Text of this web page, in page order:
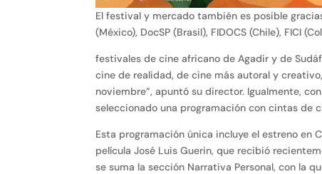
El festival y mercado también es posible
(México), DocSP (Brasil), FIDOCS (Chile), FICI
festivales de cine africano de Agadir y de
cine de realidad, de cine más autoral y
noviembre”, apuntó su director. Igualmente,
seleccionado una programación con cintas de
Esta programación única incluye el estreno en
película José Luis Guerin, que recibió
se suma la sección Narrativa Personal, con la